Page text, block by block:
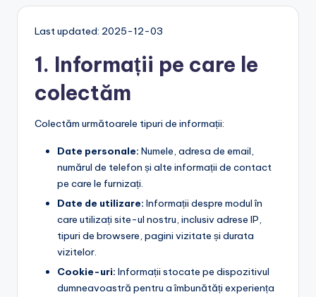
Last updated: 2025-12-03
1. Informații pe care le
colectăm
Colectăm următoarele tipuri de informații:
Date personale: Numele, adresa de email,
numărul de telefon și alte informații de contact
pe care le furnizați.
Date de utilizare: Informații despre modul în
care utilizați site-ul nostru, inclusiv adrese IP,
tipuri de browsere, pagini vizitate și durata
vizitelor.
Cookie-uri: Informații stocate pe dispozitivul
dumneavoastră pentru a îmbunătăți experiența